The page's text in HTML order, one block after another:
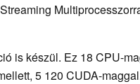
is készül. Ez 18 CPU-
5 120 CUDA-